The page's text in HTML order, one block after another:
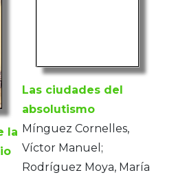
la
Las ciudades del
absolutismo
Mínguez Cornelles,
Víctor Manuel;
Rodríguez Moya, María